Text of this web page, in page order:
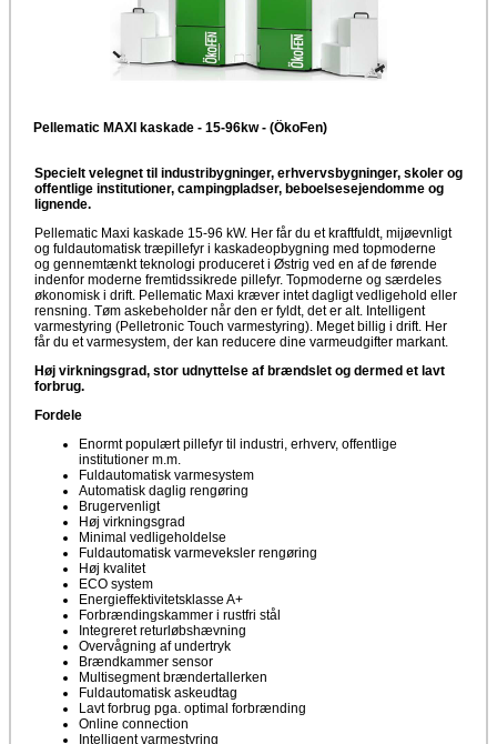
Pellematic MAXI kaskade - 15-96kw - (ÖkoFen)
Specielt velegnet til industribygninger, erhvervsbygninger, skoler og
offentlige institutioner, campingpladser, beboelsesejendomme og
lignende.
Pellematic Maxi kaskade 15-96 kW. Her får du et kraftfuldt, mijøevnligt
og fuldautomatisk træpillefyr i kaskadeopbygning med topmoderne
og gennemtænkt teknologi produceret i Østrig ved en af de førende
indenfor moderne fremtidssikrede pillefyr. Topmoderne og særdeles
økonomisk i drift. Pellematic Maxi kræver intet dagligt vedligehold eller
rensning. Tøm askebeholder når den er fyldt, det er alt. Intelligent
varmestyring (Pelletronic Touch varmestyring). Meget billig i drift. Her
får du et varmesystem, der kan reducere dine varmeudgifter markant.
Høj virkningsgrad, stor udnyttelse af brændslet og dermed et lavt
forbrug.
Fordele
Enormt populært pillefyr til industri, erhverv, offentlige
institutioner m.m.
Fuldautomatisk varmesystem
Automatisk daglig rengøring
Brugervenligt
Høj virkningsgrad
Minimal vedligeholdelse
Fuldautomatisk varmeveksler rengøring
Høj kvalitet
ECO system
Energieffektivitetsklasse A+
Forbrændingskammer i rustfri stål
Integreret returløbshævning
Overvågning af undertryk
Brændkammer sensor
Multisegment brændertallerken
Fuldautomatisk askeudtag
Lavt forbrug pga. optimal forbrænding
Online connection
Intelligent varmestyring